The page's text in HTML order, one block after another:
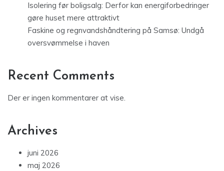
Isolering før boligsalg: Derfor kan energiforbedringer
gøre huset mere attraktivt
Faskine og regnvandshåndtering på Samsø: Undgå
oversvømmelse i haven
Recent Comments
Der er ingen kommentarer at vise.
Archives
juni 2026
maj 2026